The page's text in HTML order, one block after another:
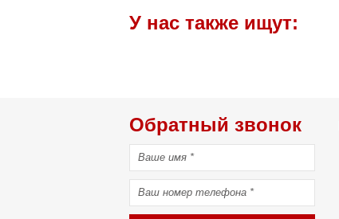
У нас также ищут:
Обратный звонок